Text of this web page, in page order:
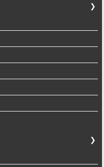
❯
❯